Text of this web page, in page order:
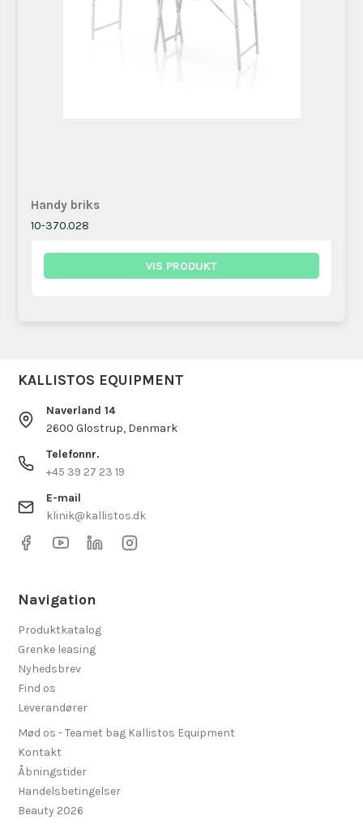
Handy briks
10-370.028
VIS PRODUKT
KALLISTOS EQUIPMENT
Naverland 14
2600 Glostrup, Denmark
Telefonnr.
+45 39 27 23 19
E-mail
klinik@kallistos.dk
Navigation
Produktkatalog
Grenke leasing
Nyhedsbrev
Find os
Leverandører
Mød os - Teamet bag Kallistos Equipment
Kontakt
Åbningstider
Handelsbetingelser
Beauty 2026